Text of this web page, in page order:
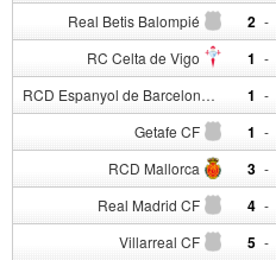
Real Betis Balompié 2 -
RC Celta de Vigo 1 -
RCD Espanyol de Barcelona 1 -
Getafe CF 1 -
RCD Mallorca 3 -
Real Madrid CF 4 -
Villarreal CF 5 -